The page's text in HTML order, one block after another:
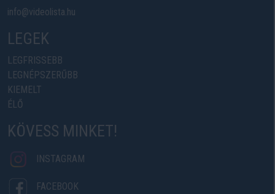
info@videolista.hu
LEGEK
LEGFRISSEBB
LEGNÉPSZERŰBB
KIEMELT
ÉLŐ
KÖVESS MINKET!
INSTAGRAM
FACEBOOK